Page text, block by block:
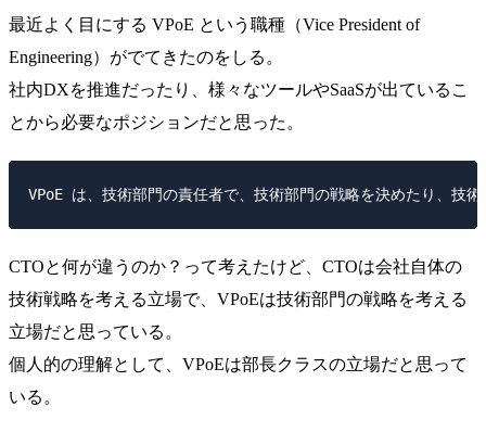
最近よく目にする VPoE という職種（Vice President of
Engineering）がでてきたのをしる。
社内DXを推進だったり、様々なツールやSaaSが出ているこ
とから必要なポジションだと思った。
CTOと何が違うのか？って考えたけど、CTOは会社自体の
技術戦略を考える立場で、VPoEは技術部門の戦略を考える
立場だと思っている。
個人的の理解として、VPoEは部長クラスの立場だと思って
いる。